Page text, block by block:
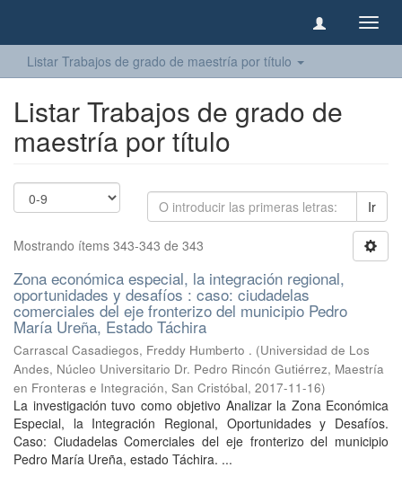
Listar Trabajos de grado de maestría por título
Listar Trabajos de grado de
maestría por título
Ir
Mostrando ítems 343-343 de 343
Zona económica especial, la integración regional,
oportunidades y desafíos : caso: ciudadelas
comerciales del eje fronterizo del municipio Pedro
María Ureña, Estado Táchira
Carrascal Casadiegos, Freddy Humberto . (Universidad de Los
Andes, Núcleo Universitario Dr. Pedro Rincón Gutiérrez, Maestría
en Fronteras e Integración, San Cristóbal, 2017-11-16)
La investigación tuvo como objetivo Analizar la Zona Económica
Especial, la Integración Regional, Oportunidades y Desafíos.
Caso: Ciudadelas Comerciales del eje fronterizo del municipio
Pedro María Ureña, estado Táchira. ...